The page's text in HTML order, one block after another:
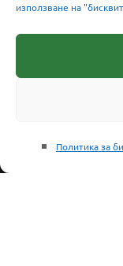
използване на
Политика за
КЪДЕ ДА